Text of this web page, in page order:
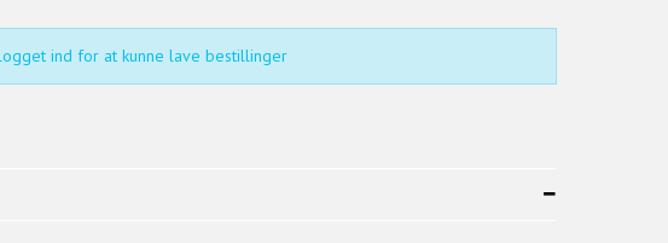
ind for at kunne lave bestillinger